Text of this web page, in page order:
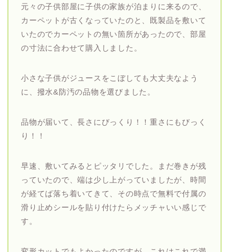
元々の子供部屋に子供の家族が泊まりに来るので、
カーペットが古くなっていたのと、既製品を敷いて
いたのでカーペットの無い箇所があったので、部屋
の寸法に合わせて購入しました。
小さな子供がジュースをこぼしても大丈夫なよう
に、撥水&防汚の品物を選びました。
品物が届いて、長さにびっくり！！重さにもびっく
り！！
早速、敷いてみるとピッタリでした。まだ巻きが残
っていたので、端は少し上がっていましたが、時間
が経てば落ち着いてきて、その時点で無料で付属の
滑り止めシールを貼り付けたらメッチャいい感じで
す。